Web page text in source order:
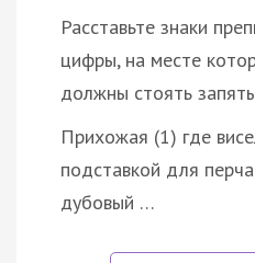
Расставьте знаки
цифры, на месте
должны стоять
Прихожая (1) где
подставкой для
дубовый …